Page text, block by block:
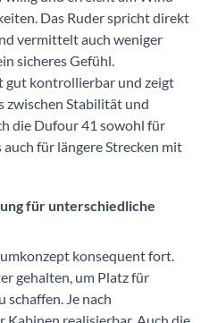
Das Ruder spricht direkt
vermittelt auch weniger
sicheres Gefühl.
gut kontrollierbar und zeigt
zwischen Stabilität und
die Dufour 41 sowohl für
für längere Strecken mit
für unterschiedliche
konsequent fort.
gehalten, um Platz für
Je nach
Kabinen realisierbar. Auch die